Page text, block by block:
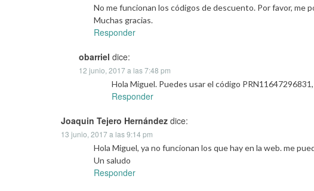
No me funcionan los códigos de descuento. Por favor, me
Muchas gracias.
Responder
obarriel dice:
12 junio, 2017 a las 7:48 pm
Hola Miguel. Puedes usar el código PRN11647296831,
Responder
Joaquin Tejero Hernández dice:
13 junio, 2017 a las 9:14 pm
Hola Miguel, ya no funcionan los que hay en la web. me
Un saludo
Responder